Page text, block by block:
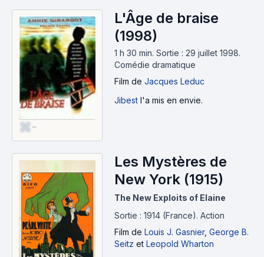
-
L'Âge de braise
(1998)
1 h 30 min. Sortie : 29 juillet 1998.
Comédie dramatique
Film de Jacques Leduc
Jibest l'a mis en envie.
Les Mystères de
New York (1915)
The New Exploits of Elaine
Sortie : 1914 (France). Action
Film de Louis J. Gasnier, George B.
Seitz et Leopold Wharton